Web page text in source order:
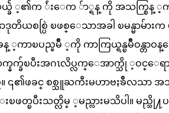
ပ္နယ္ခ်ဲ ့၏က ်ဴးေက ်ာ္ရန္ ကို အသက္စြန္
ဒုတိယစစ္ပြဲ ၿဖစ္ေသာအခါ ၿမန္မာမ်ာ
ာၿပည္ၿမိဳ ့ကို ကာကြယ္ရန္ၿမိဳဝန္တာဝ
က္နက္ခ်ၿပီးအဂၤလိပ္လက္ေအာက္သို ့ဝ
၏ဖခင္ စစ္သူႀကီးမဟာဗႏၶဳလသာ အသ
တ္ၿပီးသတ္လိမ္ ့မည္လားမသိပါ။ မည္သို